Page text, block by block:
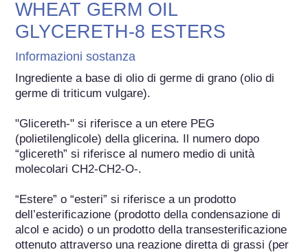
WHEAT GERM OIL
GLYCERETH-8 ESTERS
Informazioni sostanza
Ingrediente a base di olio di germe di grano (olio di
germe di triticum vulgare).
"Glicereth-" si riferisce a un etere PEG
(polietilenglicole) della glicerina. Il numero dopo
“glicereth” si riferisce al numero medio di unità
molecolari CH2-CH2-O-.
“Estere” o “esteri” si riferisce a un prodotto
dell’esterificazione (prodotto della condensazione di
alcol e acido) o un prodotto della transesterificazione
ottenuto attraverso una reazione diretta di grassi (per